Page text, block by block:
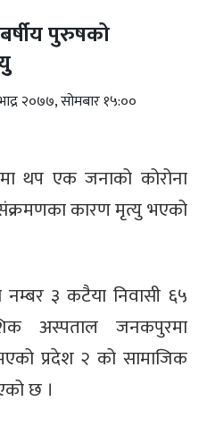
पुरुषको
२०७७, सोमबार १५:००
थप एक जनाको कोरोना
कारण मृत्यु भएको
नम्बर ३ कटैया निवासी ६५
अस्पताल जनकपुरमा
प्रदेश २ को सामाजिक
छ ।